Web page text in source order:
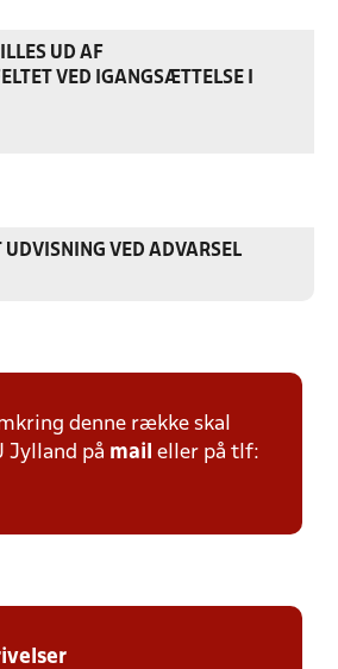
UD AF
VED IGANGSÆTTELSE I
UDVISNING VED ADVARSEL
denne række skal
Jylland på mail eller på tlf: